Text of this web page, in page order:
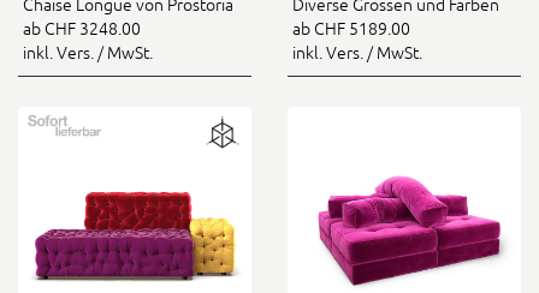
Chaise Longue von Prostoria
ab CHF 3248.00
inkl. Vers. / MwSt.
Diverse Grössen und Farben
ab CHF 5189.00
inkl. Vers. / MwSt.